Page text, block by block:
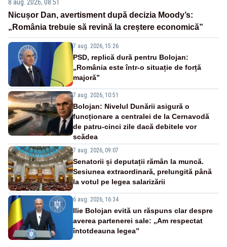
8 aug. 2026, 08:51
Nicușor Dan, avertisment după decizia Moody’s:
„România trebuie să revină la creștere economică”
7 aug. 2026, 15:26
PSD, replică dură pentru Bolojan:
„România este într-o situație de forță
majoră”
7 aug. 2026, 10:51
Bolojan: Nivelul Dunării asigură o
funcționare a centralei de la Cernavodă
de patru-cinci zile dacă debitele vor
scădea
7 aug. 2026, 09:07
Senatorii și deputații rămân la muncă.
Sesiunea extraordinară, prelungită până
la votul pe legea salarizării
6 aug. 2026, 16:34
Ilie Bolojan evită un răspuns clar despre
averea partenerei sale: „Am respectat
întotdeauna legea”